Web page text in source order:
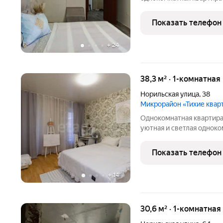
+ 24
кухня 12,7 кв. м.
Показать телефон
+ 14
38,3 м² · 1-
Норильская улица,38
Микрорайон «Тихие
Однокомнатная
уютная и светлая
сильные морозы, что
платежах. Без
Показать телефон
30,6 м² · 1-